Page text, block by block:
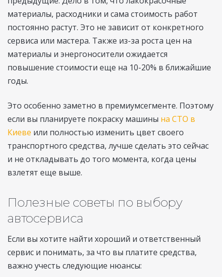
материалы, расходники и сама стоимость работ
постоянно растут. Это не зависит от конкретного
сервиса или мастера. Также из-за роста цен на
материалы и энергоносители ожидается
повышение стоимости еще на 10-20% в ближайшие
годы.
Это особенно заметно в премиумсегменте. Поэтому
если вы планируете покраску машины на СТО в
Киеве или полностью изменить цвет своего
транспортного средства, лучше сделать это сейчас
и не откладывать до того момента, когда цены
взлетят еще выше.
Полезные советы по выбору
автосервиса
Если вы хотите найти хороший и ответственный
сервис и понимать, за что вы платите средства,
важно учесть следующие нюансы: